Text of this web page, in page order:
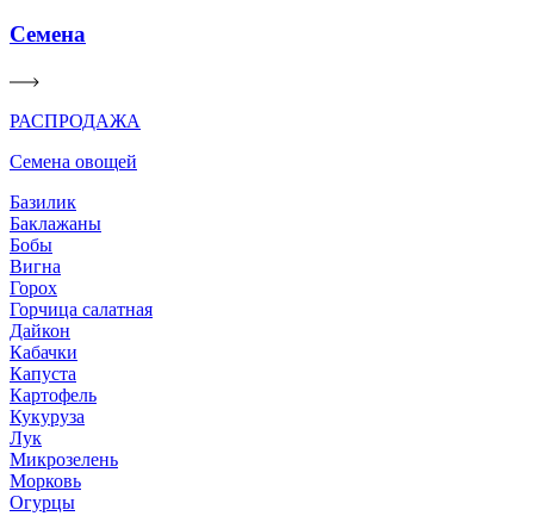
Семена
РАСПРОДАЖА
Семена овощей
Базилик
Баклажаны
Бобы
Вигна
Горох
Горчица салатная
Дайкон
Кабачки
Капуста
Картофель
Кукуруза
Лук
Микрозелень
Морковь
Огурцы